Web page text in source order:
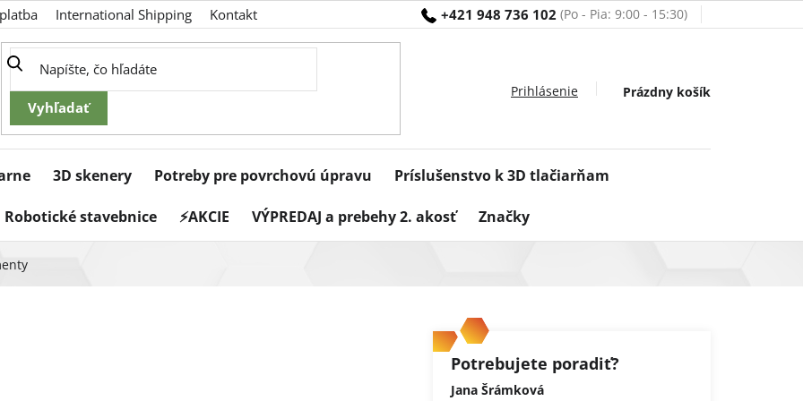
+421 948 736 102
International Shipping Kontakt
Nákupný
Prázdny košík
3D skenery Potreby pre povrchovú úpravu Príslušenstvo k 3D tlačiarňam
Robotické stavebnice ⚡AKCIE VÝPREDAJ a prebehy 2. akosť Značky
Potrebujete poradiť?
Jana Šrámková